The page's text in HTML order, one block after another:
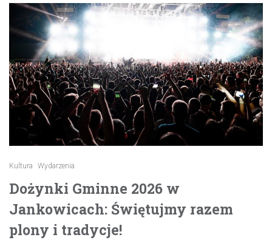
Kultura Wydarzenia
Dożynki Gminne 2026 w
Jankowicach: Świętujmy razem
plony i tradycje!